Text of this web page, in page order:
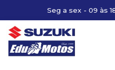
Seg a sex - 09 às